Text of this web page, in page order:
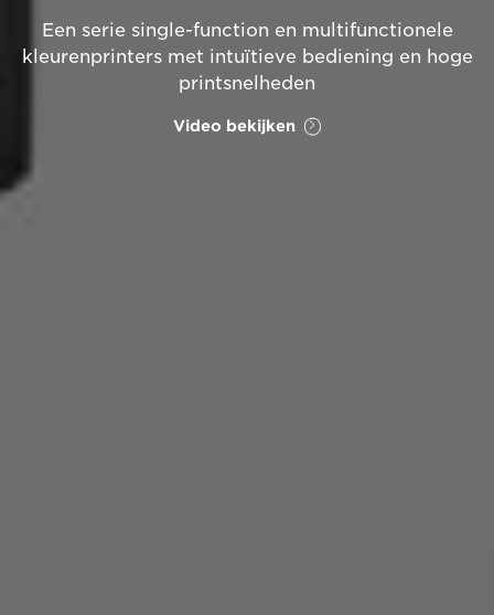
Een serie single-function en multifunctionele
kleurenprinters met intuïtieve bediening en hoge
printsnelheden
Video bekijken